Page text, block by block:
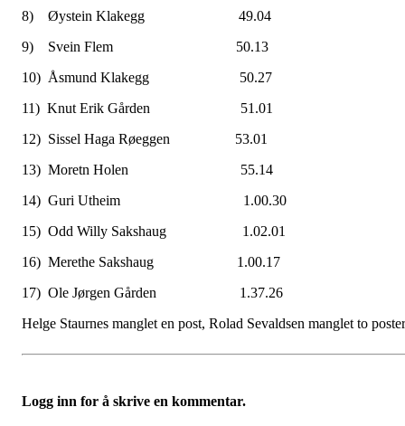
8) Øystein Klakegg 49.04
9) Svein Flem 50.13
10) Åsmund Klakegg 50.27
11) Knut Erik Gården 51.01
12) Sissel Haga Røeggen 53.01
13) Moretn Holen 55.14
14) Guri Utheim 1.00.30
15) Odd Willy Sakshaug 1.02.01
16) Merethe Sakshaug 1.00.17
17) Ole Jørgen Gården 1.37.26
Helge Staurnes manglet en post, Rolad Sevaldsen manglet to poster
Logg inn for å skrive en kommentar.